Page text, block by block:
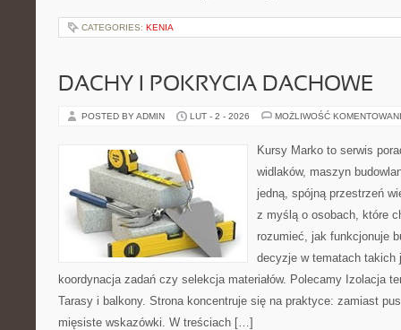
CATEGORIES: KENIA
DACHY I POKRYCIA DACHOWE
POSTED BY ADMIN LUT - 2 - 2026 MOŻLIWOŚĆ
Kursy Marko to serwis
widlaków, maszyn
jedną, spójną przestrzeń
z myślą o osobach, które
rozumieć, jak funkcjonuje
decyzje w tematach takich
koordynacja zadań czy selekcja materiałów. Polecamy Izolacja
Tarasy i balkony. Strona koncentruje się na praktyce: zamiast
mięsiste wskazówki. W treściach […]